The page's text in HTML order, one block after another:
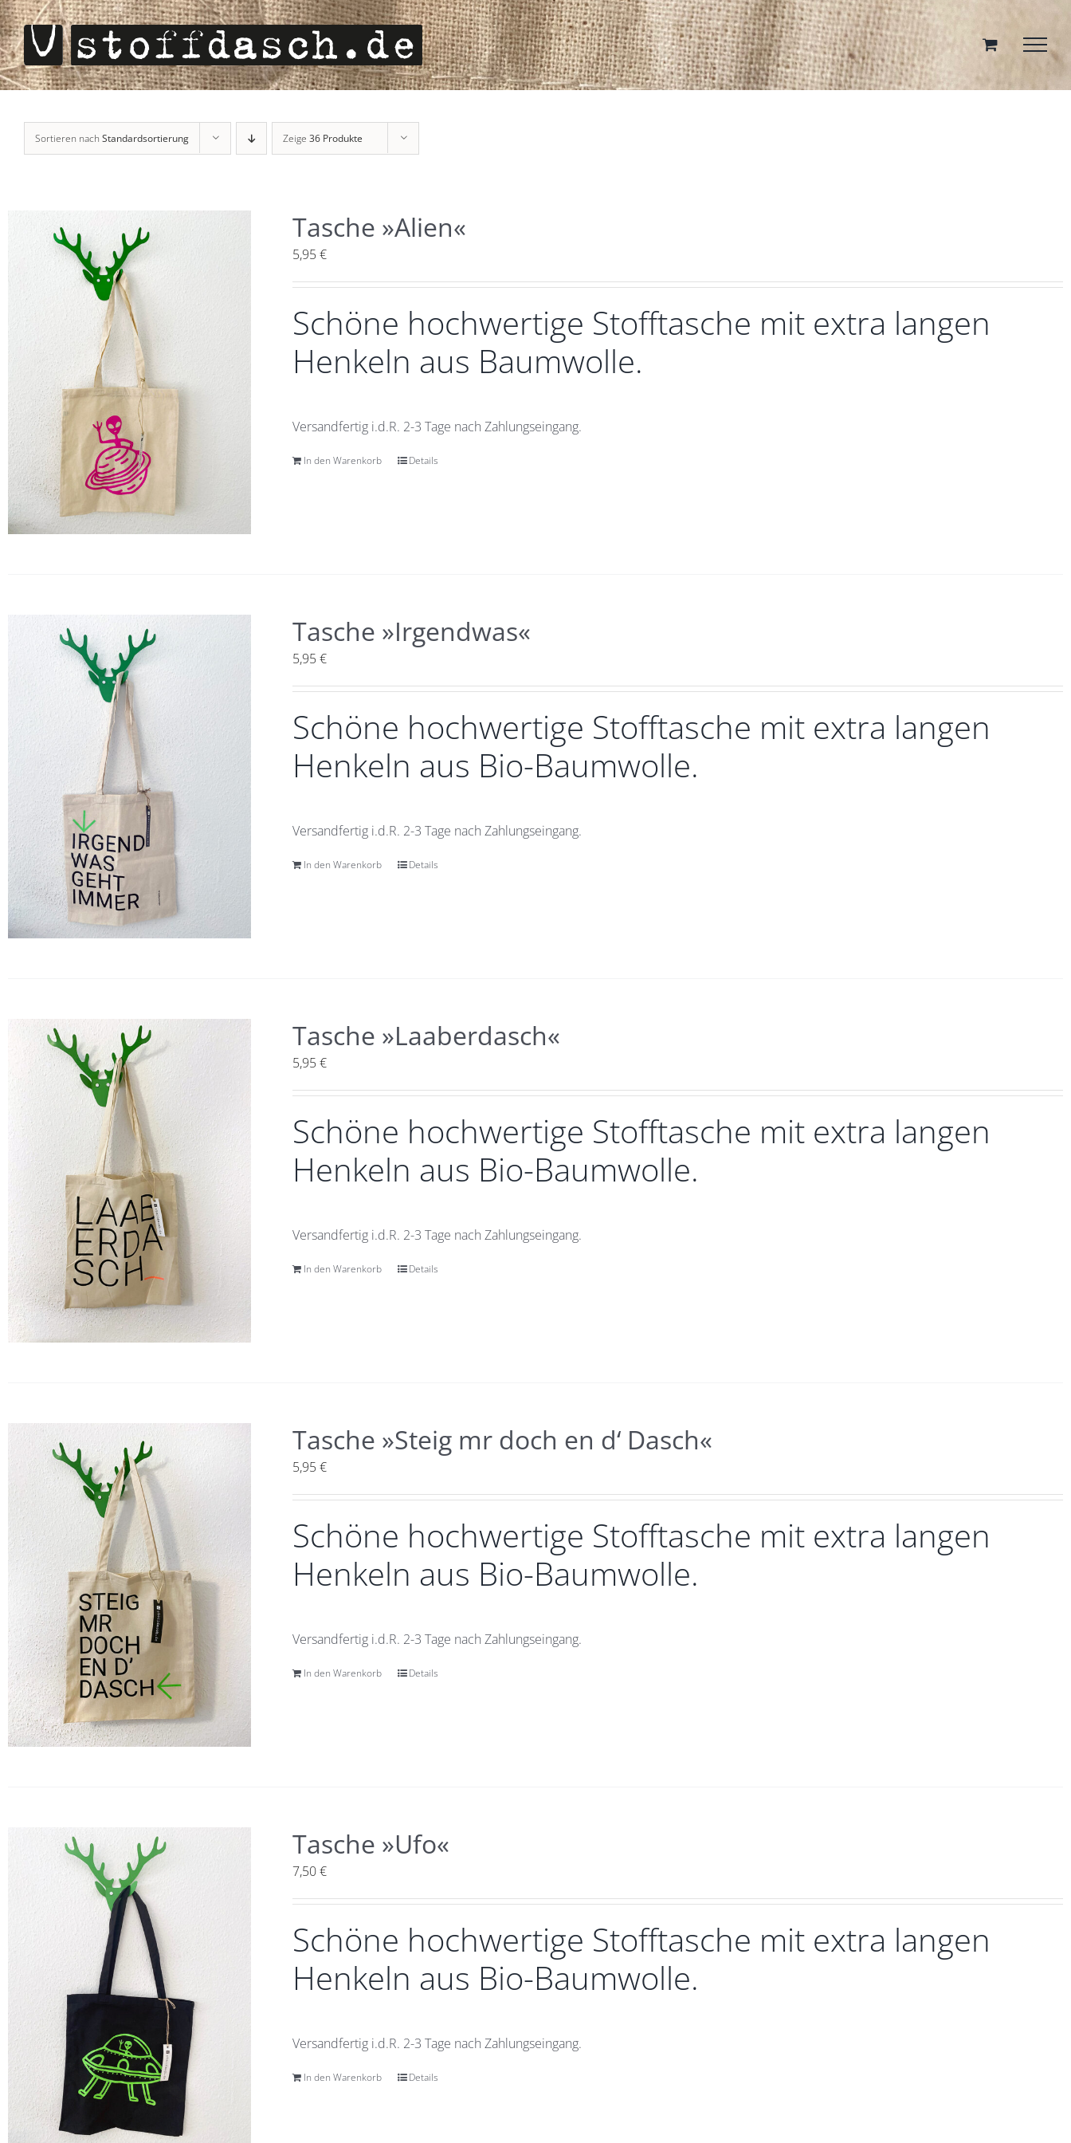
Zum
Inhalt
springen
Sortieren nach Standardsortierung Zeige 36 Produkte
Tasche »Alien«
5,95€
Schöne hochwertige Stofftasche mit extra langen
Henkeln aus Baumwolle.
Versandfertig i.d.R. 2-3 Tage nach Zahlungseingang.
In den Warenkorb Details
Tasche »Irgendwas«
5,95€
Schöne hochwertige Stofftasche mit extra langen
Henkeln aus Bio-Baumwolle.
Versandfertig i.d.R. 2-3 Tage nach Zahlungseingang.
In den Warenkorb Details
Tasche »Laaberdasch«
5,95€
Schöne hochwertige Stofftasche mit extra langen
Henkeln aus Bio-Baumwolle.
Versandfertig i.d.R. 2-3 Tage nach Zahlungseingang.
In den Warenkorb Details
Tasche »Steig mr doch en d‘ Dasch«
5,95€
Schöne hochwertige Stofftasche mit extra langen
Henkeln aus Bio-Baumwolle.
Versandfertig i.d.R. 2-3 Tage nach Zahlungseingang.
In den Warenkorb Details
Tasche »Ufo«
7,50€
Schöne hochwertige Stofftasche mit extra langen
Henkeln aus Bio-Baumwolle.
Versandfertig i.d.R. 2-3 Tage nach Zahlungseingang.
In den Warenkorb Details